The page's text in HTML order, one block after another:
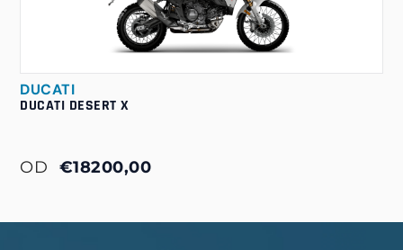
DUCATI
DUCATI DESERT X
OD €18200,00